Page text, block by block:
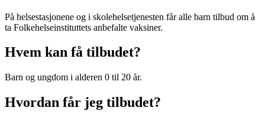
På helsestasjonene og i skolehelsetjenesten får alle barn tilbud om å
ta Folkehelseinstituttets anbefalte vaksiner.
Hvem kan få tilbudet?
Barn og ungdom i alderen 0 til 20 år.
Hvordan får jeg tilbudet?